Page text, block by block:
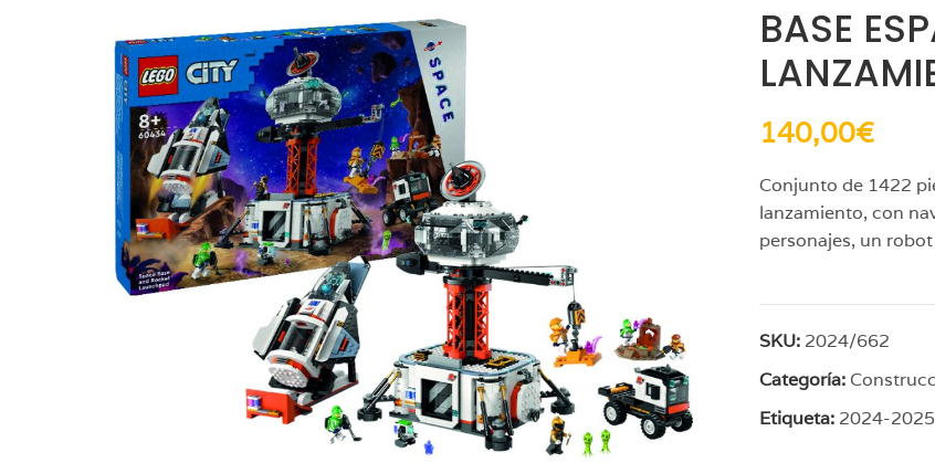
BASE
140,00€
Conjunto de 1422
lanzamiento, con
personajes, un
SKU: 2024/662
Categoría:
Etiqueta: 2024-2025